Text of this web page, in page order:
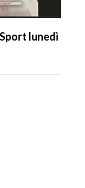
lunedì